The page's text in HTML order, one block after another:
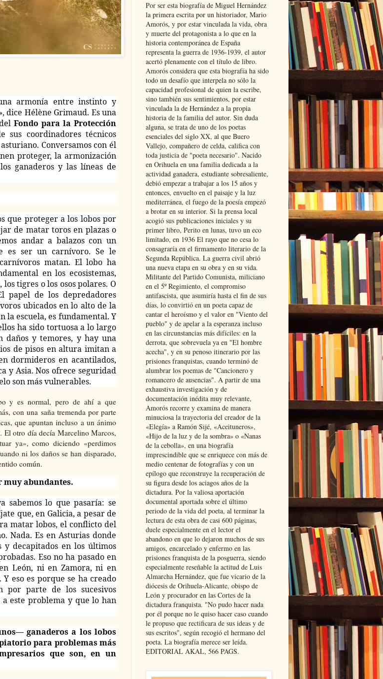
armonía entre instinto y
dice Hélène Grimaud. Es una
Fondo para la Protección
sus coordinadores técnicos
Conversamos con él
proteger, la armonización
ganaderos y las líneas de
que proteger a los lobos por
de matar toros en plazas o
andar a balazos con un
es ser un carnívoro. Se le
matan. El lobo ha
en los ecosistemas,
tigres o los osos polares. O
papel de los depredadores
ubicados en lo alto de la
la escuela, es fundamental. Y
ha sido tortuosa a lo largo
daños y temores, y hay una
de pisos en altura imitan a
dormideros en acantilados,
y Asia. Nos ofrece seguridad
son más vulnerables.
y es normal, pero de ahí a que
con una saña tremenda por parte
que apuntan incluso a un ánimo
El otro día decía Marcelino Marcos,
ya», como diciendo «perdimos
ni los daños se han disparado,
común.
muy abundantes.
sabemos lo que pasaría: se
que, en Galicia, a pesar de
matar lobos, el conflicto del
Nada. Es en Asturias donde
y decapitados en los últimos
Eso no ha pasado en
León, ni en Zamora, ni en
eso es porque se ha creado
por parte de los sucesivos
este problema y que lo han
ganaderos a los lobos
para problemas más
que son, en un
Por ser esta biografía de Miguel Hernández
la primera escrita por un historiador, Mario
Amorós, y por estar vinculada la vida, obra
y muerte del protagonista a lo que en la
historia contemporánea de España
representa la guerra de 1936-1939, el autor
acertó plenamente con el título de libro.
Amorós considera que esta biografía ha sido
todo un desafío que interpela no sólo la
capacidad profesional de quien la escribe,
sino también sus sentimientos, por estar
vinculada la de Hernández a la propia
historia de la familia del autor. Sin duda
alguna, se trata de uno de los poetas
esenciales del siglo XX, al que Buero
Vallejo, compañero de celda, califica con
toda justicia de "poeta necesario". Nacido
en Orihuela en una familia dedicada a la
actividad ganadera, estudiante sobresaliente,
debió empezar a trabajar a los 15 años y
entonces, envuelto en el paisaje y la luz
mediterránea, el fuego de la poesía empezó
a brotar en su interior. Si la prensa local
acogió sus publicaciones iniciales y su
primer libro, Perito en lunas, tuvo un eco
limitado, en 1936 El rayo que no cesa lo
consagraría en el firmamento literario de la
Segunda República. La guerra civil abrió
una nueva etapa en su obra y en su vida.
Militante del Partido Comunista, miliciano
en el 5º Regimiento, el compromiso
antifascista, que asumiría hasta el fin de sus
días, lo convirtió en un poeta capaz de
cantar el heroísmo y el valor en "Viento del
pueblo" y de apelar a la esperanza incluso
en las circunstancias más difíciles: en la
derrota, que sobrevuela ya en "El hombre
acecha", y en su penoso itinerario por las
prisiones franquistas, cuando terminó de
alumbrar los poemas de "Cancionero y
romancero de ausencias". A partir de una
exhaustiva investigación y de
documentación inédita muy relevante,
Amorós recorre y examina de manera
minuciosa la trayectoria del creador de la
«Elegía» a Ramón Sijé, «Aceituneros»,
«Hijo de la luz y de la sombra» o «Nanas
de la cebolla», en una biografía
imprescindible que se enriquece con más de
medio centenar de fotografías y con un
epílogo que reconstruye la recuperación de
su figura desde los aciagos años de la
dictadura. Por la valiosa aportación
documental aportada sobre el último
periodo de la vida del poeta, al terminar la
lectura de esta obra de casi 600 páginas,
duele especialmente en el lector el
abandono en que lo dejaron muchos de sus
amigos, encarcelado y enfermo en las
prisiones franquista de la posguerra, siendo
especialmente reseñable la actitud de Luis
Almarcha Hernández, que fue vicario de la
diócesis de Orihuela-Alicante, obispo de
León y procurador en las Cortes de la
dictadura franquista. "No pudo hacer nada
por él porque no le quiso hacer caso cuando
le propuso que rectificara de sus ideas y de
sus escritos", según recogió el hermano del
poeta. La biografía merece ser leída.
EDITORIAL AKAL, 566 PAGS.